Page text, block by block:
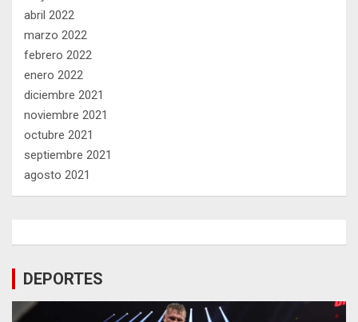
abril 2022
marzo 2022
febrero 2022
enero 2022
diciembre 2021
noviembre 2021
octubre 2021
septiembre 2021
agosto 2021
DEPORTES